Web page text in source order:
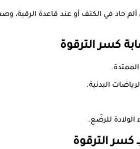
حاد في الكتف أو عند قاعدة الرقبة،
كسر الترقوة
البدنية.
الولادة للرضّع.
كسر الترقوة